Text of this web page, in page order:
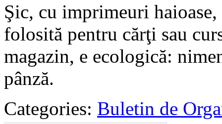
Şic, cu imprimeuri
folosită pentru cărţi sau
magazin, e ecologică:
pânză.
Categories: Buletin de